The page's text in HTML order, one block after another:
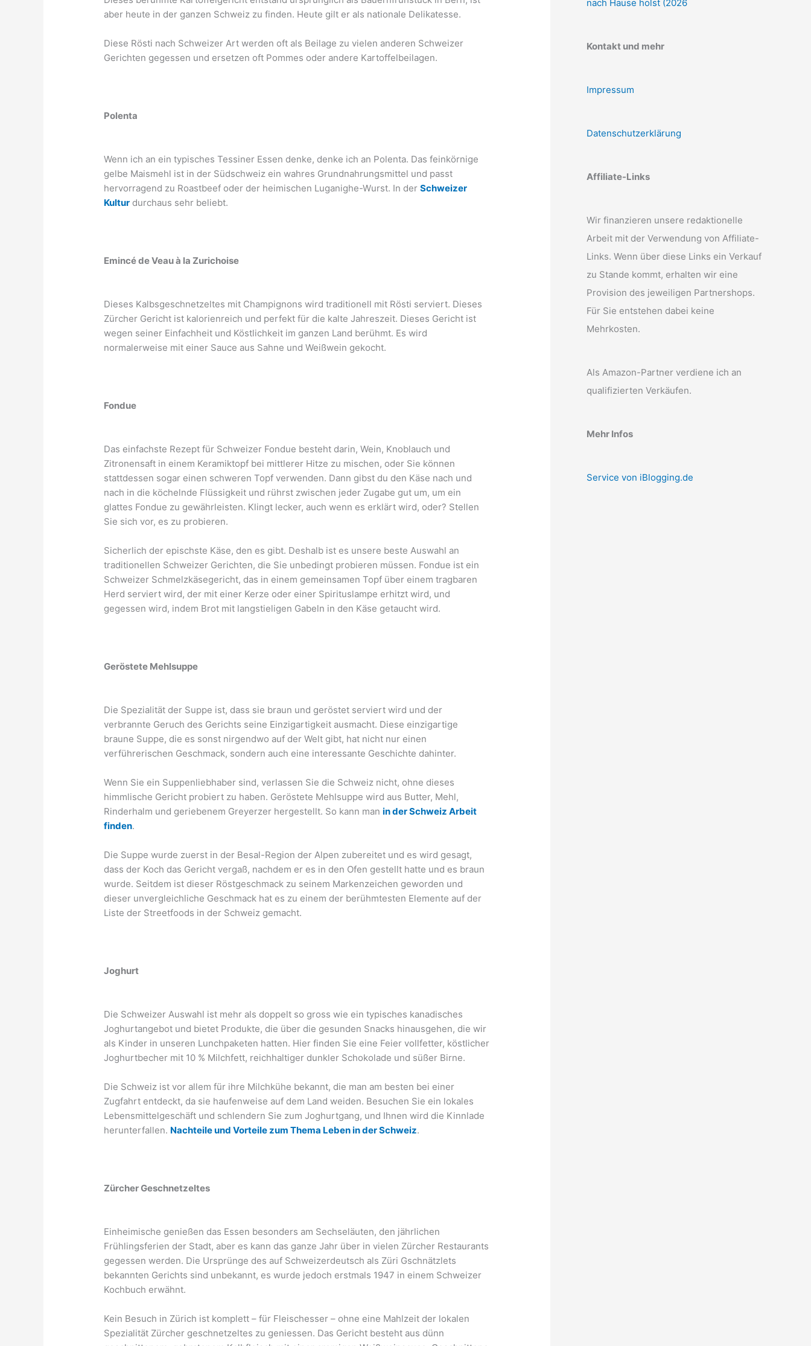
aber heute in der ganzen Schweiz zu finden. Heute gilt er als nationale Delikatesse.
Diese Rösti nach Schweizer Art werden oft als Beilage zu vielen anderen Schweizer
Gerichten gegessen und ersetzen oft Pommes oder andere Kartoffelbeilagen.
Polenta
Wenn ich an ein typisches Tessiner Essen denke, denke ich an Polenta. Das feinkörnige
gelbe Maismehl ist in der Südschweiz ein wahres Grundnahrungsmittel und passt
hervorragend zu Roastbeef oder der heimischen Luganighe-Wurst. In derSchweizer
Kultur durchaus sehr beliebt.
Emincé de Veau à la Zurichoise
Dieses Kalbsgeschnetzeltes mit Champignons wird traditionell mit Rösti serviert. Dieses
Zürcher Gericht ist kalorienreich und perfekt für die kalte Jahreszeit. Dieses Gericht ist
wegen seiner Einfachheit und Köstlichkeit im ganzen Land berühmt. Es wird
normalerweise mit einer Sauce aus Sahne und Weißwein gekocht.
Fondue
Das einfachste Rezept für Schweizer Fondue besteht darin, Wein, Knoblauch und
Zitronensaft in einem Keramiktopf bei mittlerer Hitze zu mischen, oder Sie können
stattdessen sogar einen schweren Topf verwenden. Dann gibst du den Käse nach und
nach in die köchelnde Flüssigkeit und rührst zwischen jeder Zugabe gut um, um ein
glattes Fondue zu gewährleisten. Klingt lecker, auch wenn es erklärt wird, oder? Stellen
Sie sich vor, es zu probieren.
Sicherlich der epischste Käse, den es gibt. Deshalb ist es unsere beste Auswahl an
traditionellen Schweizer Gerichten, die Sie unbedingt probieren müssen. Fondue ist ein
Schweizer Schmelzkäsegericht, das in einem gemeinsamen Topf über einem tragbaren
Herd serviert wird, der mit einer Kerze oder einer Spirituslampe erhitzt wird, und
gegessen wird, indem Brot mit langstieligen Gabeln in den Käse getaucht wird.
Geröstete Mehlsuppe
Die Spezialität der Suppe ist, dass sie braun und geröstet serviert wird und der
verbrannte Geruch des Gerichts seine Einzigartigkeit ausmacht. Diese einzigartige
braune Suppe, die es sonst nirgendwo auf der Welt gibt, hat nicht nur einen
verführerischen Geschmack, sondern auch eine interessante Geschichte dahinter.
Wenn Sie ein Suppenliebhaber sind, verlassen Sie die Schweiz nicht, ohne dieses
himmlische Gericht probiert zu haben. Geröstete Mehlsuppe wird aus Butter, Mehl,
Rinderhalm und geriebenem Greyerzer hergestellt. So kann manin der Schweiz Arbeit
finden.
Die Suppe wurde zuerst in der Besal-Region der Alpen zubereitet und es wird gesagt,
dass der Koch das Gericht vergaß, nachdem er es in den Ofen gestellt hatte und es braun
wurde. Seitdem ist dieser Röstgeschmack zu seinem Markenzeichen geworden und
dieser unvergleichliche Geschmack hat es zu einem der berühmtesten Elemente auf der
Liste der Streetfoods in der Schweiz gemacht.
Joghurt
Die Schweizer Auswahl ist mehr als doppelt so gross wie ein typisches kanadisches
Joghurtangebot und bietet Produkte, die über die gesunden Snacks hinausgehen, die wir
als Kinder in unseren Lunchpaketen hatten. Hier finden Sie eine Feier vollfetter, köstlicher
Joghurtbecher mit 10 % Milchfett, reichhaltiger dunkler Schokolade und süßer Birne.
Die Schweiz ist vor allem für ihre Milchkühe bekannt, die man am besten bei einer
Zugfahrt entdeckt, da sie haufenweise auf dem Land weiden. Besuchen Sie ein lokales
Lebensmittelgeschäft und schlendern Sie zum Joghurtgang, und Ihnen wird die Kinnlade
herunterfallen. Nachteile und Vorteile zum Thema Leben in der Schweiz.
Zürcher Geschnetzeltes
Einheimische genießen das Essen besonders am Sechseläuten, den jährlichen
Frühlingsferien der Stadt, aber es kann das ganze Jahr über in vielen Zürcher Restaurants
gegessen werden. Die Ursprünge des auf Schweizerdeutsch als Züri Gschnätzlets
bekannten Gerichts sind unbekannt, es wurde jedoch erstmals 1947 in einem Schweizer
Kochbuch erwähnt.
Kein Besuch in Zürich ist komplett – für Fleischesser – ohne eine Mahlzeit der lokalen
Spezialität Zürcher geschnetzeltes zu geniessen. Das Gericht besteht aus dünn
nach Hause holst (2026
Kontakt und mehr
Impressum
Datenschutzerklärung
Affiliate-Links
Wir finanzieren unsere redaktionelle
Arbeit mit der Verwendung von Affiliate-
Links. Wenn über diese Links ein Verkauf
zu Stande kommt, erhalten wir eine
Provision des jeweiligen Partnershops.
Für Sie entstehen dabei keine
Mehrkosten.
Als Amazon-Partner verdiene ich an
qualifizierten Verkäufen.
Mehr Infos
Service von iBlogging.de